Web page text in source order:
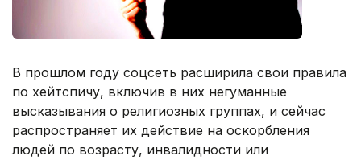
В прошлом году соцсеть расширила свои правила
по хейтспичу, включив в них негуманные
высказывания о религиозных группах, и сейчас
распространяет их действие на оскорбления
людей по возрасту, инвалидности или